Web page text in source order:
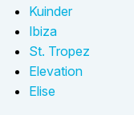
Kuinder
Ibiza
St. Tropez
Elevation
Elise